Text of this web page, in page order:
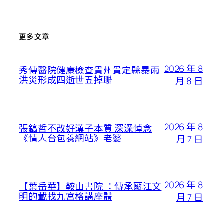
更多文章
秀傳醫院健康檢查貴州貴定縣暴雨
洪災形成四逝世五掉聯
2026 年 8
月 8 日
張鎬哲不改好漢子本質 深深悼念
《情人台包養網站》老婆
2026 年 8
月 7 日
【葉岳華】鞍山書院 ：傳承甌江文
明的載找九宮格講座體
2026 年 8
月 7 日